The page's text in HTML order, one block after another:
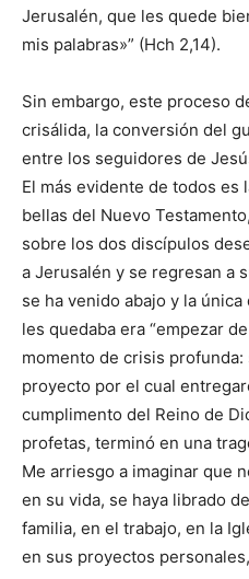
Jerusalén, que les quede
mis palabras»” (Hch 2,14).
Sin embargo, este proceso
crisálida, la conversión del
entre los seguidores de
El más evidente de todos es
bellas del Nue­vo
sobre los dos discípulos
a Jeru­salén y se regresan a
se ha venido abajo y la
les quedaba era “empezar
momento de crisis
proyecto por el cual
cumplimento del Reino de
profetas, terminó en una
Me arriesgo a imaginar que
en su vida, se haya librado
familia, en el trabajo, en la
en sus proyectos